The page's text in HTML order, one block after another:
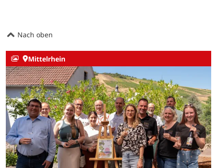
Nach oben
Mittelrhein